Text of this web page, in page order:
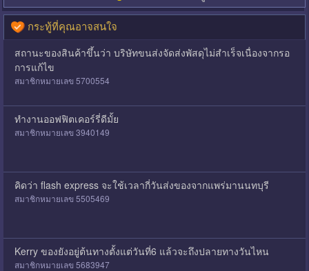
กระทู้ที่คุณอาจสนใจ
สถานะของสินค้าขึ้นว่า บริษัทขนส่งจัดส่งพัสดุไม่สำเร็จเนื่องจากรอ
การแก้ไข
สมาชิกหมายเลข 5700554
ทำงานออฟฟิตเคอร์รี่ดีมั้ย
สมาชิกหมายเลข 3940149
คิดว่า flash express จะใช้เวลากี่วันส่งของจากแพร่มานนทบุรี
สมาชิกหมายเลข 5505469
Kerry ของยังอยู่ต้นทางตั้งแต่วันที่6 แล้วจะถึงปลายทางวันไหน
สมาชิกหมายเลข 5683947